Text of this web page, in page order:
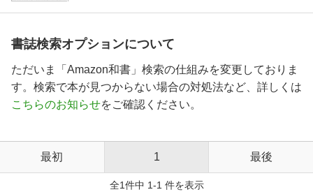
書誌検索オプションについて
ただいま「Amazon和書」検索の仕組みを変更しておりま
す。検索で本が見つからない場合の対処法など、詳しくは
こちらのお知らせをご確認ください。
最初 1 最後
全1件中 1-1 件を表示